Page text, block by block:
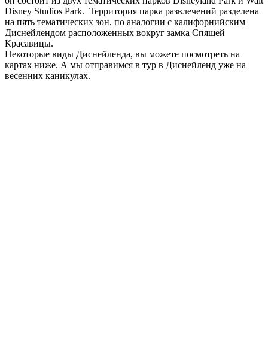
Disney Studios Park. Территория парка развлечений разделена
на пять тематических зон, по аналогии с калифорнийским
Диснейлендом расположенных вокруг замка Спящей
Красавицы.
Некоторые виды Диснейленда, вы можете посмотреть на
картах ниже. А мы отправимся в тур в Диснейленд уже на
весенних каникулах.